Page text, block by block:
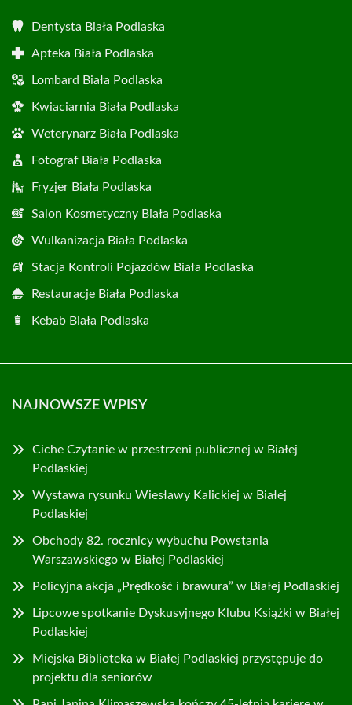
Dentysta Biała Podlaska
Apteka Biała Podlaska
Lombard Biała Podlaska
Kwiaciarnia Biała Podlaska
Weterynarz Biała Podlaska
Fotograf Biała Podlaska
Fryzjer Biała Podlaska
Salon Kosmetyczny Biała Podlaska
Wulkanizacja Biała Podlaska
Stacja Kontroli Pojazdów Biała Podlaska
Restauracje Biała Podlaska
Kebab Biała Podlaska
NAJNOWSZE WPISY
Ciche Czytanie w przestrzeni publicznej w Białej
Podlaskiej
Wystawa rysunku Wiesławy Kalickiej w Białej
Podlaskiej
Obchody 82. rocznicy wybuchu Powstania
Warszawskiego w Białej Podlaskiej
Policyjna akcja „Prędkość i brawura” w Białej Podlaskiej
Lipcowe spotkanie Dyskusyjnego Klubu Książki w Białej
Podlaskiej
Miejska Biblioteka w Białej Podlaskiej przystępuje do
projektu dla seniorów